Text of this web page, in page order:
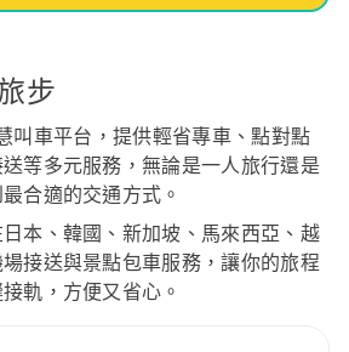
步
車平台，提供輕省專車、點對點
等多元服務，無論是一人旅行還是
合適的交通方式。
本、韓國、新加坡、馬來西亞、越
接送與景點包車服務，讓你的旅程
軌，方便又省心。